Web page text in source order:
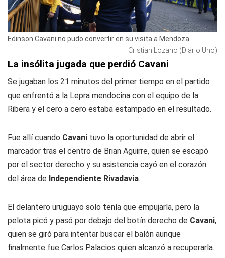
Edinson Cavani no pudo convertir en su visita a Mendoza.
Cristian Lozano (Diario Uno)
La insólita jugada que perdió Cavani
Se jugaban los 21 minutos del primer tiempo en el partido
que enfrentó a la Lepra mendocina con el equipo de la
Ribera y el cero a cero estaba estampado en el resultado.
Fue allí cuando Cavani tuvo la oportunidad de abrir el
marcador tras el centro de Brian Aguirre, quien se escapó
por el sector derecho y su asistencia cayó en el corazón
del área de Independiente Rivadavia.
El delantero uruguayo solo tenía que empujarla, pero la
pelota picó y pasó por debajo del botín derecho de Cavani,
quien se giró para intentar buscar el balón aunque
finalmente fue Carlos Palacios quien alcanzó a recuperarla.